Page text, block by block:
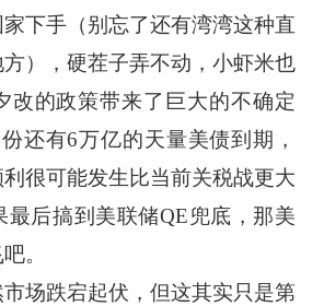
下手（别忘了还有湾湾这种直
），硬茬子弄不动，小虾米也
改的政策带来了巨大的不确定
还有6万亿的天量美债到期，
很可能发生比当前关税战更大
最后搞到美联储QE兜底，那美
。
跌宕起伏，但这其实只是第